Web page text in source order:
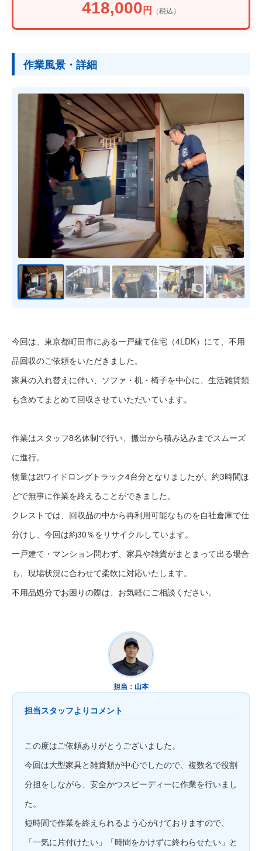
418,000 円 （税込）
作業風景・詳細
今回は、東京都町田市にある一戸建て住宅（4LDK）にて、不用
品回収のご依頼をいただきました。
家具の入れ替えに伴い、ソファ・机・椅子を中心に、生活雑貨類
も含めてまとめて回収させていただいています。
作業はスタッフ8名体制で行い、搬出から積み込みまでスムーズ
に進行。
物量は2tワイドロングトラック4台分となりましたが、約3時間ほ
どで無事に作業を終えることができました。
クレストでは、回収品の中から再利用可能なものを自社倉庫で仕
分けし、今回は約30％をリサイクルしています。
一戸建て・マンション問わず、家具や雑貨がまとまって出る場合
も、現場状況に合わせて柔軟に対応いたします。
不用品処分でお困りの際は、お気軽にご相談ください。
担当：山本
担当スタッフよりコメント
この度はご依頼ありがとうございました。
今回は大型家具と雑貨類が中心でしたので、複数名で役割
分担をしながら、安全かつスピーディーに作業を行いまし
た。
短時間で作業を終えられるよう心がけておりますので、
「一気に片付けたい」「時間をかけずに終わらせたい」と